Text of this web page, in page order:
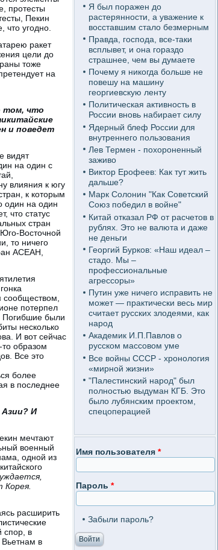
протесты
Пекин
что угодно.
ракет
цели до
тоже
на
том, что
и поведет
видят
на один с
влияния к югу
к которым
один на один
что статус
стран
Восточной
то ничего
АСЕАН,
сообществом,
потерпел
Погибшие были
несколько
И вот сейчас
образом
Все это
более
в последнее
И
мечтают
военный
одной из
Корея.
расширить
спор, в
Вьетнам в
Я был поражен до
растерянности, а уважение к
восставшим стало безмерным
Правда, господа, все-таки
всплывет, и она гораздо
страшнее, чем вы думаете
Почему я никогда больше не
повешу на машину
георгиевскую ленту
Политическая активность в
России вновь набирает силу
Ядерный блеф России для
внутреннего пользования
Лев Термен - похороненный
заживо
Виктор Ерофеев: Как тут жить
дальше?
Марк Солонин "Как Советский
Союз победил в войне"
Китай отказал РФ от расчетов в
рублях. Это не валюта и даже
не деньги
Георгий Бурков: «Наш идеал –
стадо. Мы –
профессиональные
агрессоры»
Путин уже ничего исправить не
может — практически весь мир
считает русских злодеями, как
народ
Академик И.П.Павлов о
русском массовом уме
Все войны СССР - хронология
«мирной жизни»
"Палестинский народ" был
полностью выдуман КГБ. Это
было лубянским проектом,
спецоперацией
Имя пользователя *
Пароль *
Забыли пароль?